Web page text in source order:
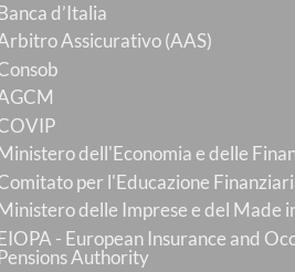
d’Italia
Assicurativo (AAS)
dell'Economia e delle
per l'Educazione
delle Imprese e del Made
- European Insurance and
Authority